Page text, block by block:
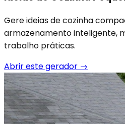
Gere ideias de cozinha
armazenamento inteligente,
trabalho práticas.
Abrir este gerador →